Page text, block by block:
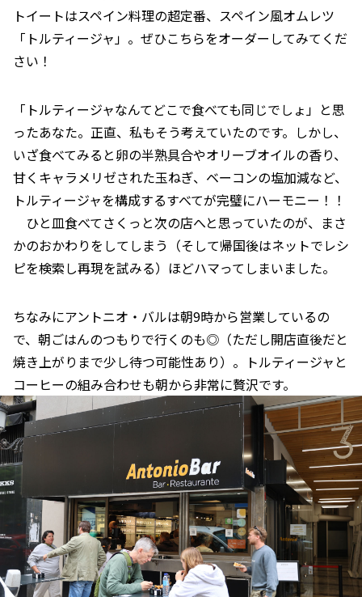
トイートはスペイン料理の超定番、スペイン風オムレツ
「トルティージャ」。ぜひこちらをオーダーしてみてくだ
さい！
「トルティージャなんてどこで食べても同じでしょ」と思
ったあなた。正直、私もそう考えていたのです。しかし、
いざ食べてみると卵の半熟具合やオリーブオイルの香り、
甘くキャラメリゼされた玉ねぎ、ベーコンの塩加減など、
トルティージャを構成するすべてが完璧にハーモニー！！
ひと皿食べてさくっと次の店へと思っていたのが、まさ
かのおかわりをしてしまう（そして帰国後はネットでレシ
ピを検索し再現を試みる）ほどハマってしまいました。
ちなみにアントニオ・バルは朝9時から営業しているの
で、朝ごはんのつもりで行くのも◎（ただし開店直後だと
焼き上がりまで少し待つ可能性あり）。トルティージャと
コーヒーの組み合わせも朝から非常に贅沢です。